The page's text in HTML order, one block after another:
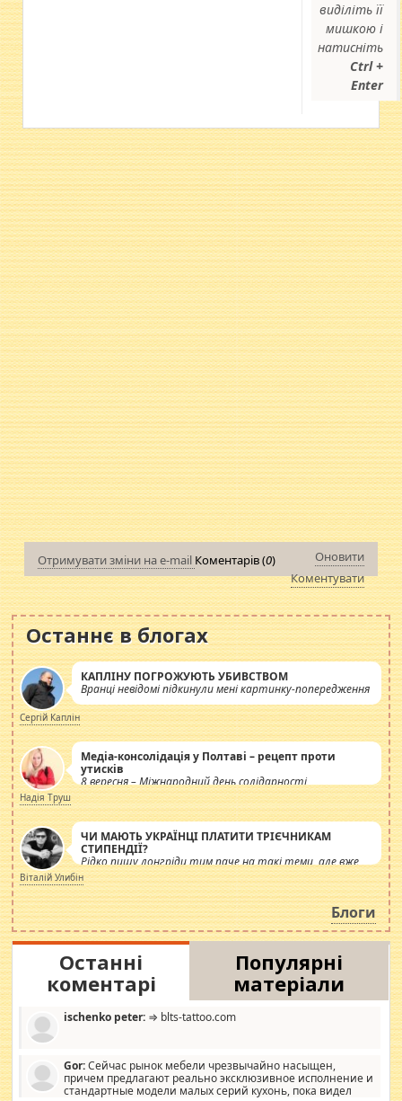
виділіть її
мишкою і
натисніть
Ctrl +
Enter
Отримувати зміни на e-mail Коментарів (0)
Оновити
Коментувати
Останнє в блогах
КАПЛІНУ ПОГРОЖУЮТЬ УБИВСТВОМ
Вранці невідомі підкинули мені картинку-попередження
Сергій Каплін
Медіа-консолідація у Полтаві – рецепт проти
утисків
8 вересня – Міжнародний день солідарності
журналістів.
Надія Труш
ЧИ МАЮТЬ УКРАЇНЦІ ПЛАТИТИ ТРІЄЧНИКАМ
СТИПЕНДІЇ?
Рідко пишу лонгріди тим паче на такі теми, але вже
просто дістало! Обурюють сьогоднішні інсенуації
навколо стипендіального питання. Штучно
роздувається ще одна соціальна катастрофа.
Віталій Улибін
Блоги
Останні
коментарі
Популярні
матеріали
ischenko peter: ⇒ blts-tattoo.com
Gor:Сейчас рынок мебели чрезвычайно насыщен,
причем предлагают реально эксклюзивное исполнение и
стандартные модели малых серий кухонь, пока видел